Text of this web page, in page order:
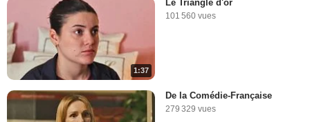
1:37
Le Triangle d'or
101 560 vues
De la Comédie-Française
279 329 vues